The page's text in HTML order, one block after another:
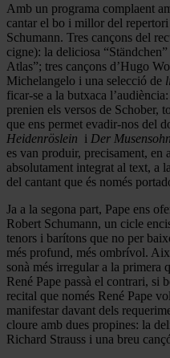
Amb un programa complaent
cantar el bo i millor del
Schumann. Tres cançons del
cigne): la deliciosa
Atlas”; tres cançons d’Hugo
Michelangelo i una selecció de
ficar-se a la butxaca l’audiència:
prenien els versos de Schober,
que ens permet evadir-nos del
Heidenröslein i Der Musensohn,
es van produir, precisament, en
absolutament integrat al text, a
del cantant que és només
Ja a la segona part, Pape ens
Robert Schumann, un cicle
tenors i barítons que no per
més profund, més ombrívol.
sonà més irregular a la primera
René Pape passà el contrari, si
recital que només René Pape
manifestar davant dels
cloure amb dues propines: la
Richard Strauss i una breu